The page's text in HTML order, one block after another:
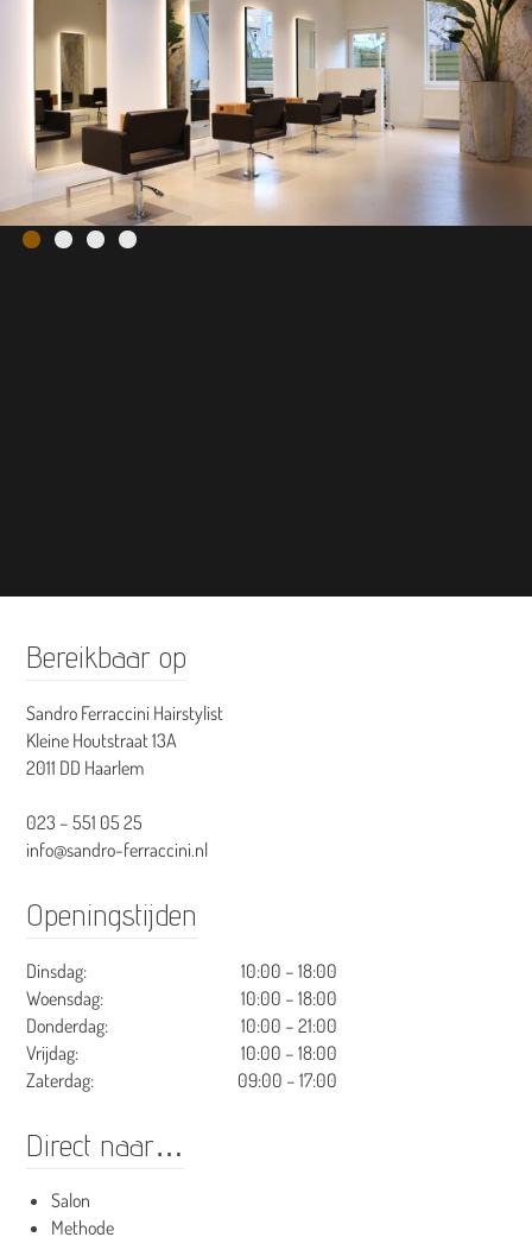
Bereikbaar op
Sandro Ferraccini Hairstylist
Kleine Houtstraat 13A
2011 DD Haarlem
023 – 551 05 25
info@sandro-ferraccini.nl
Openingstijden
Dinsdag:
10:00 – 18:00
Woensdag:
10:00 – 18:00
Donderdag:
10:00 – 21:00
Vrijdag:
10:00 – 18:00
Zaterdag:
09:00 – 17:00
Direct naar…
Salon
Methode